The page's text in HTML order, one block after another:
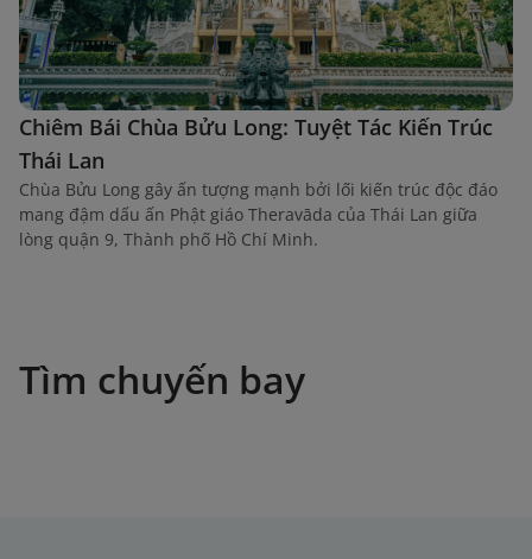
Chiêm Bái Chùa Bửu Long: Tuyệt Tác Kiến Trúc
Thái Lan
Chùa Bửu Long gây ấn tượng mạnh bởi lối kiến trúc độc đáo
mang đậm dấu ấn Phật giáo Theravāda của Thái Lan giữa
lòng quận 9, Thành phố Hồ Chí Minh.
Tìm chuyến bay